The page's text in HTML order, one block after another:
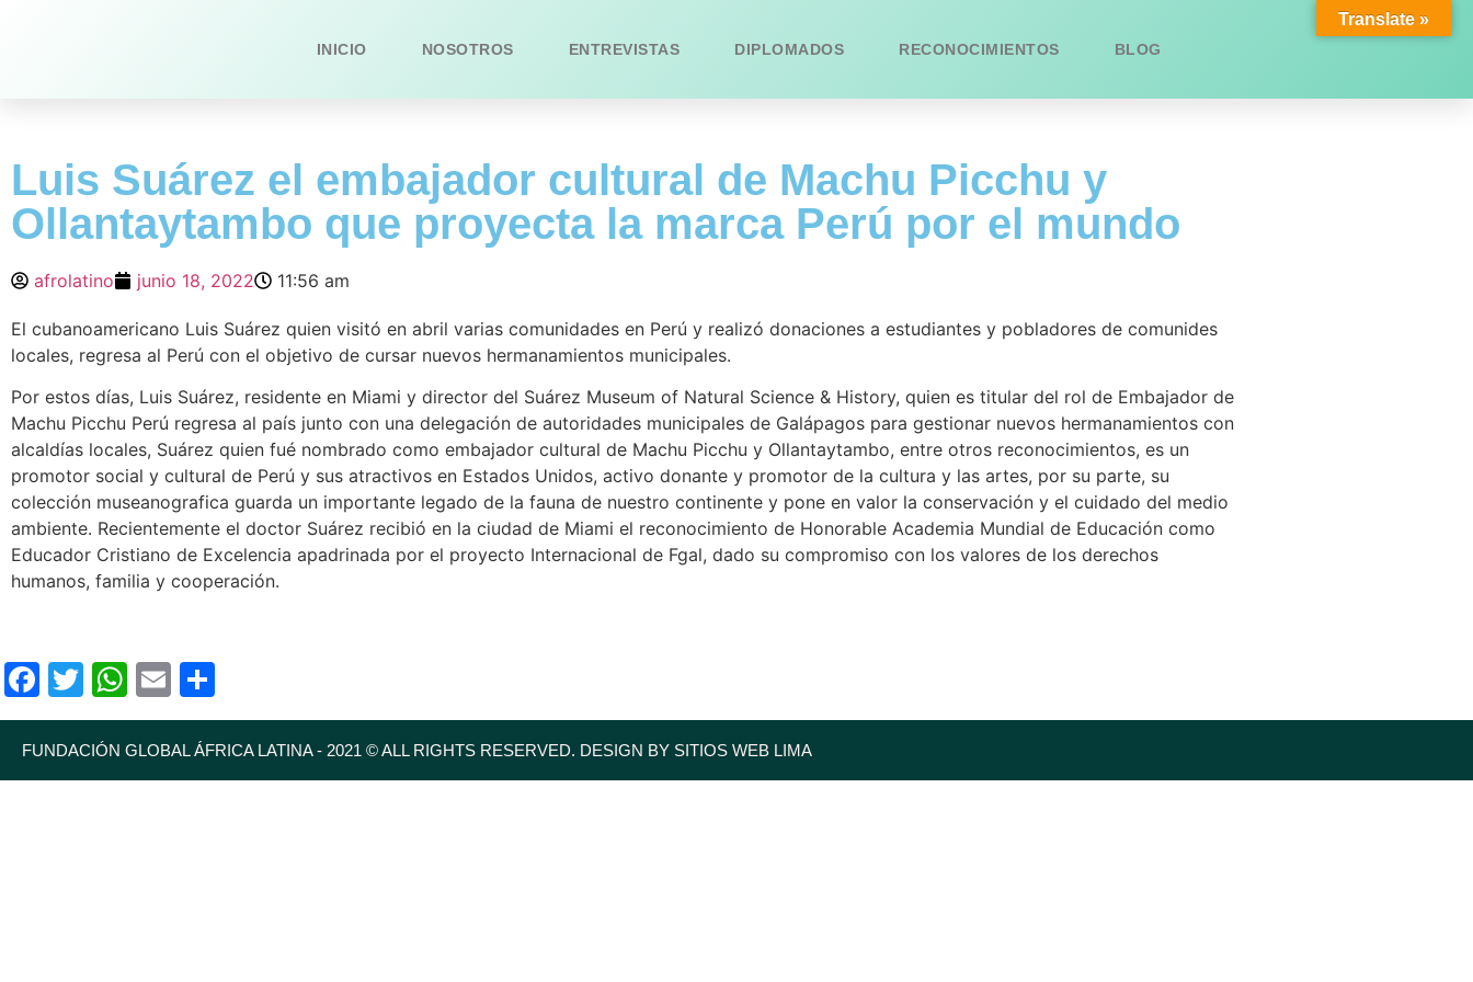
INICIO NOSOTROS ENTREVISTAS DIPLOMADOS RECONOCIMIENTOS BLOG
Luis Suárez el embajador cultural de Machu Picchu y
Ollantaytambo que proyecta la marca Perú por el mundo
afrolatino junio 18, 2022 11:56 am
El cubanoamericano Luis Suárez quien visitó en abril varias comunidades en Perú y realizó donaciones a estudiantes y pobladores de comunides
locales, regresa al Perú con el objetivo de cursar nuevos hermanamientos municipales.
Por estos días, Luis Suárez, residente en Miami y director del Suárez Museum of Natural Science & History, quien es titular del rol de Embajador de
Machu Picchu Perú regresa al país junto con una delegación de autoridades municipales de Galápagos para gestionar nuevos hermanamientos con
alcaldías locales, Suárez quien fué nombrado como embajador cultural de Machu Picchu y Ollantaytambo, entre otros reconocimientos, es un
promotor social y cultural de Perú y sus atractivos en Estados Unidos, activo donante y promotor de la cultura y las artes, por su parte, su
colección museanografica guarda un importante legado de la fauna de nuestro continente y pone en valor la conservación y el cuidado del medio
ambiente. Recientemente el doctor Suárez recibió en la ciudad de Miami el reconocimiento de Honorable Academia Mundial de Educación como
Educador Cristiano de Excelencia apadrinada por el proyecto Internacional de Fgal, dado su compromiso con los valores de los derechos
humanos, familia y cooperación.
Facebook
Twitter
WhatsApp
Email
FUNDACIÓN GLOBAL ÁFRICA LATINA - 2021 © ALL RIGHTS RESERVED. DESIGN BY SITIOS WEB LIMA
Translate »